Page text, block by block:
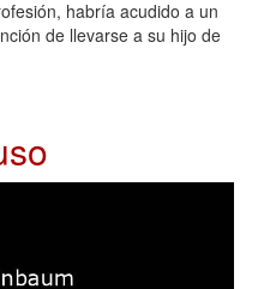
habría acudido a un
de llevarse a su hijo de